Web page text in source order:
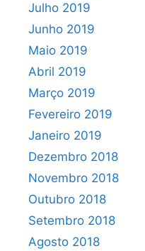
Julho 2019
Junho 2019
Maio 2019
Abril 2019
Março 2019
Fevereiro 2019
Janeiro 2019
Dezembro 2018
Novembro 2018
Outubro 2018
Setembro 2018
Agosto 2018